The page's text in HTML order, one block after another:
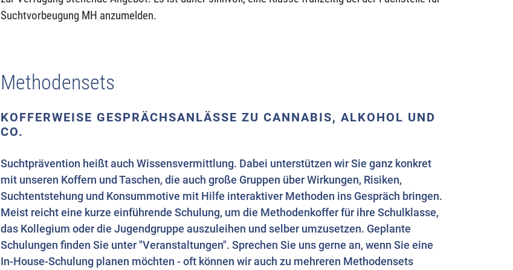
Suchtvorbeugung MH anzumelden.
Methodensets
KOFFERWEISE GESPRÄCHSANLÄSSE ZU CANNABIS, ALKOHOL UND
CO.
Suchtprävention heißt auch Wissensvermittlung. Dabei unterstützen wir Sie ganz konkret
mit unseren Koffern und Taschen, die auch große Gruppen über Wirkungen, Risiken,
Suchtentstehung und Konsummotive mit Hilfe interaktiver Methoden ins Gespräch bringen.
Meist reicht eine kurze einführende Schulung, um die Methodenkoffer für ihre Schulklasse,
das Kollegium oder die Jugendgruppe auszuleihen und selber umzusetzen. Geplante
Schulungen finden Sie unter "Veranstaltungen". Sprechen Sie uns gerne an, wenn Sie eine
In-House-Schulung planen möchten - oft können wir auch zu mehreren Methodensets